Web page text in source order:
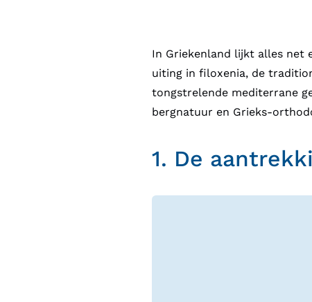
In Griekenland lijkt alles net
uiting in filoxenia, de
tongstrelende mediterrane
bergnatuur en Grieks-
1. De